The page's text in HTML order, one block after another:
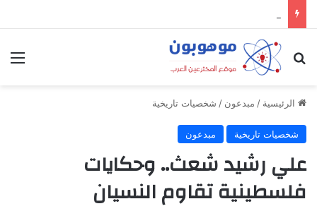
بحث عن
الرئيسية / مبدعون / شخصيات تاريخية
شخصيات تاريخية مبدعون
علي رشيد شعث.. وحكايات
فلسطينية تقاوم النسيان